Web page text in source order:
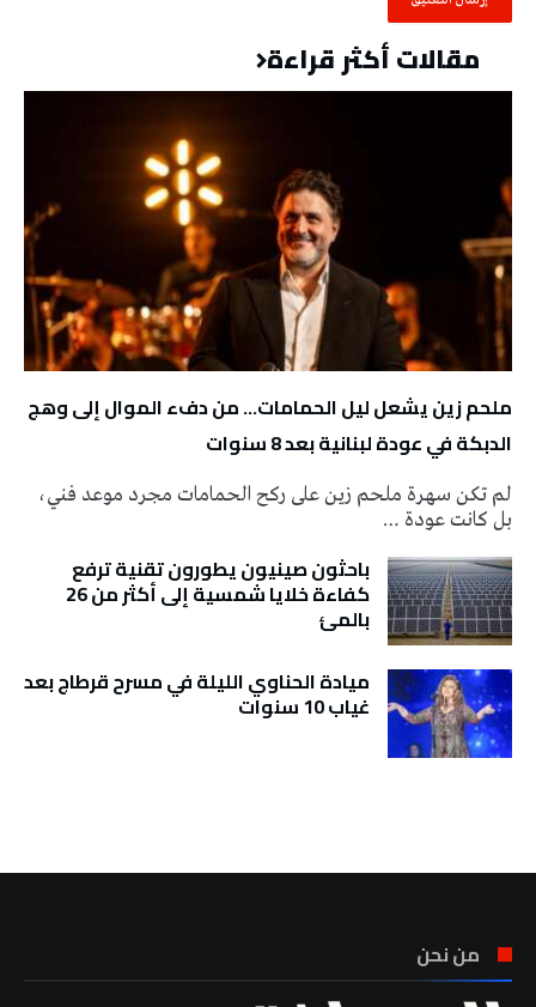
مقالات أكثر قراءة
ملحم زين يشعل ليل الحمامات… من دفء الموال إلى وهج
الدبكة في عودة لبنانية بعد 8 سنوات
لم تكن سهرة ملحم زين على ركح الحمامات مجرد موعد فني،
بل كانت عودة …
باحثون صينيون يطورون تقنية ترفع
كفاءة خلايا شمسية إلى أكثر من 26
بالمئ
ميادة الحناوي الليلة في مسرح قرطاج بعد
غياب 10 سنوات
من نحن